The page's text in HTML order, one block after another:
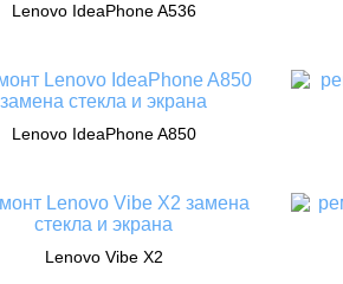
Lenovo IdeaPhone A536
Lenovo IdeaPhone A850
Lenovo Vibe X2